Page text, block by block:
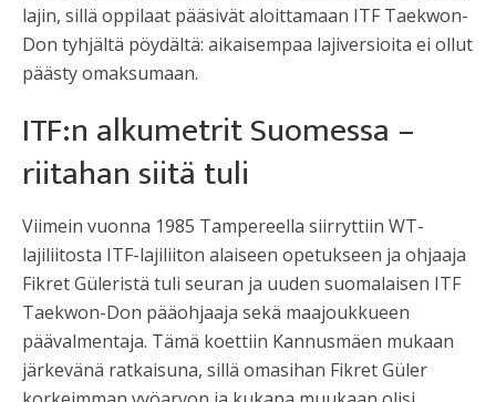
lajin, sillä oppilaat pääsivät aloittamaan ITF Taekwon-
Don tyhjältä pöydältä: aikaisempaa lajiversioita ei ollut
päästy omaksumaan.
ITF:n alkumetrit Suomessa –
riitahan siitä tuli
Viimein vuonna 1985 Tampereella siirryttiin WT-
lajiliitosta ITF-lajiliiton alaiseen opetukseen ja ohjaaja
Fikret Güleristä tuli seuran ja uuden suomalaisen ITF
Taekwon-Don pääohjaaja sekä maajoukkueen
päävalmentaja. Tämä koettiin Kannusmäen mukaan
järkevänä ratkaisuna, sillä omasihan Fikret Güler